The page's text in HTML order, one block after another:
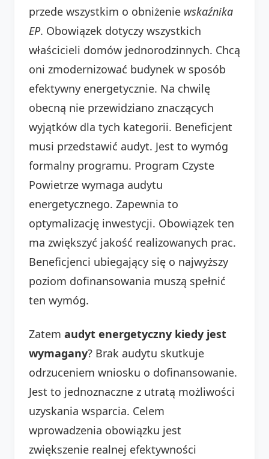
przede wszystkim o obniżenie wskaźnika
EP. Obowiązek dotyczy wszystkich
właścicieli domów jednorodzinnych. Chcą
oni zmodernizować budynek w sposób
efektywny energetycznie. Na chwilę
obecną nie przewidziano znaczących
wyjątków dla tych kategorii. Beneficjent
musi przedstawić audyt. Jest to wymóg
formalny programu. Program Czyste
Powietrze wymaga audytu
energetycznego. Zapewnia to
optymalizację inwestycji. Obowiązek ten
ma zwiększyć jakość realizowanych prac.
Beneficjenci ubiegający się o najwyższy
poziom dofinansowania muszą spełnić
ten wymóg.
Zatem audyt energetyczny kiedy jest
wymagany? Brak audytu skutkuje
odrzuceniem wniosku o dofinansowanie.
Jest to jednoznaczne z utratą możliwości
uzyskania wsparcia. Celem
wprowadzenia obowiązku jest
zwiększenie realnej efektywności